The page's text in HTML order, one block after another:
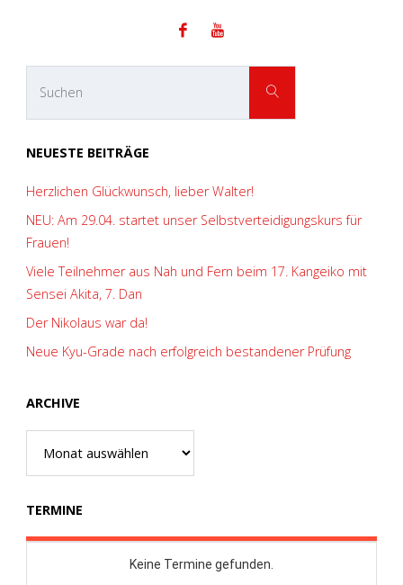
SUCHEN
NEUESTE BEITRÄGE
Herzlichen Glückwunsch, lieber Walter!
NEU: Am 29.04. startet unser Selbstverteidigungskurs für
Frauen!
Viele Teilnehmer aus Nah und Fern beim 17. Kangeiko mit
Sensei Akita, 7. Dan
Der Nikolaus war da!
Neue Kyu-Grade nach erfolgreich bestandener Prüfung
ARCHIVE
TERMINE